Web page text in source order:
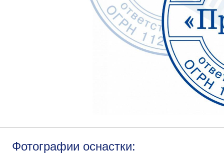
Фотографии оснастки: